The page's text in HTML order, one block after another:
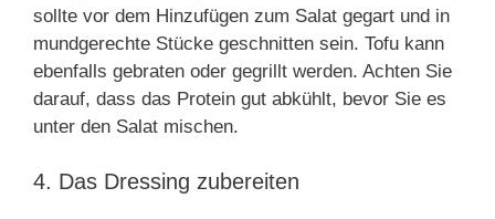
sollte vor dem Hinzufügen zum Salat gegart und in
mundgerechte Stücke geschnitten sein. Tofu kann
ebenfalls gebraten oder gegrillt werden. Achten Sie
darauf, dass das Protein gut abkühlt, bevor Sie es
unter den Salat mischen.
4. Das Dressing zubereiten